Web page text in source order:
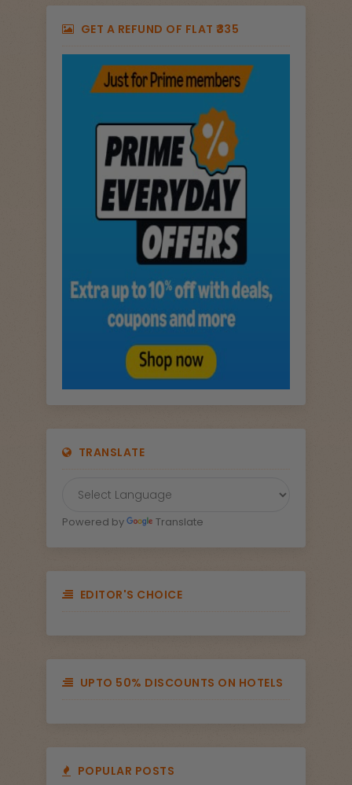
GET A REFUND OF FLAT ₹335
TRANSLATE
Powered by Translate
EDITOR'S CHOICE
UPTO 50% DISCOUNTS ON HOTELS
POPULAR POSTS